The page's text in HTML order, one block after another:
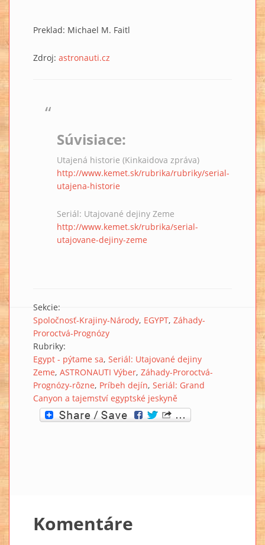
Preklad: Michael M. Faitl
Zdroj: astronauti.cz
Súvisiace:
Utajená historie (Kinkaidova zpráva)
http://www.kemet.sk/rubrika/rubriky/serial-
utajena-historie
Seriál: Utajované dejiny Zeme
http://www.kemet.sk/rubrika/serial-
utajovane-dejiny-zeme
Sekcie:
Spoločnosť-Krajiny-Národy EGYPT Záhady-
Proroctvá-Prognózy
Rubriky:
Egypt - pýtame sa Seriál: Utajované dejiny
Zeme ASTRONAUTI Výber Záhady-Proroctvá-
Prognózy-rôzne Príbeh dejín Seriál: Grand
Canyon a tajemství egyptské jeskyně
Komentáre